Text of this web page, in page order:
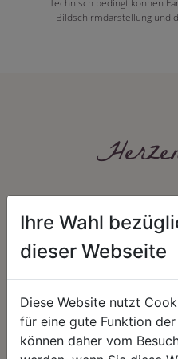
Technisch bedingt können
Bildschirmdarstellung und
HARMONIE
Unser Sortiment steht für ein
positives Lebensgefühl. Wir
Ihre Wahl
dieser Webseite
Diese Website nutzt
für eine gute Funktion
können daher vom